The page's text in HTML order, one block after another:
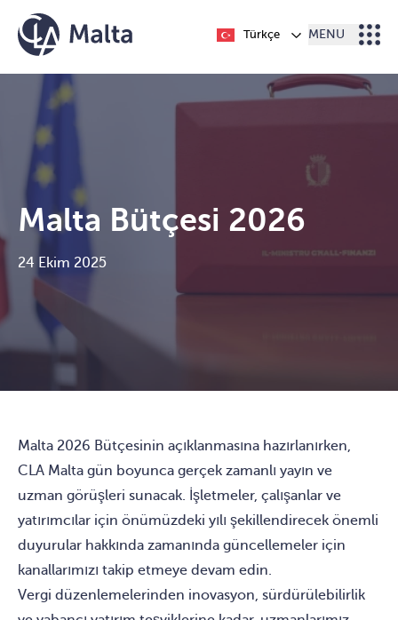
İçeriğe geç
Türkçe MENU
Malta Bütçesi 2026
24 Ekim 2025
Malta 2026 Bütçesinin açıklanmasına hazırlanırken,
CLA Malta gün boyunca gerçek zamanlı yayın ve
uzman görüşleri sunacak. İşletmeler, çalışanlar ve
yatırımcılar için önümüzdeki yılı şekillendirecek önemli
duyurular hakkında zamanında güncellemeler için
kanallarımızı takip etmeye devam edin.
Vergi düzenlemelerinden inovasyon, sürdürülebilirlik